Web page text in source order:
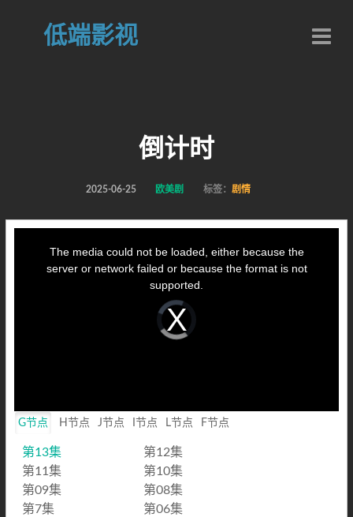
低端影视
倒计时
2025-06-25 欧美剧 标签： 剧情
Video
Player
loading.
The media could not be loaded, either because the
server or network failed or because the format is not
supported.
G节点 H节点 J节点 I节点 L节点 F节点
第13集
第12集
第11集
第10集
第09集
第08集
第7集
第06集